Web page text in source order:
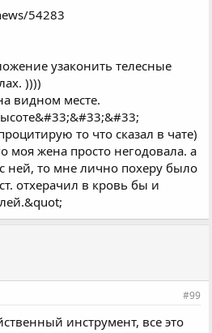
54283
узаконить телесные
))))
видном месте.
то что сказал в чате)
моя жена просто негодовала. а
ней, то мне лично похеру было
отхерачил в кровь бы и
#99
инструмент, все это